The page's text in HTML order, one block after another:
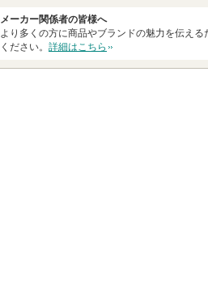
メーカー関係者の皆様へ
より多くの方に商品やブランドの魅力を伝え
ください。 詳細はこちら